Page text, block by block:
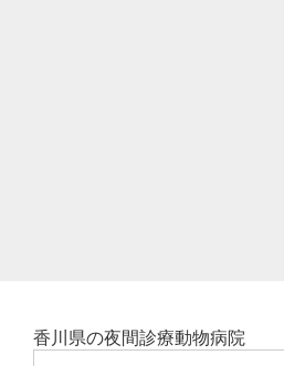
香川県の夜間診療動物病院